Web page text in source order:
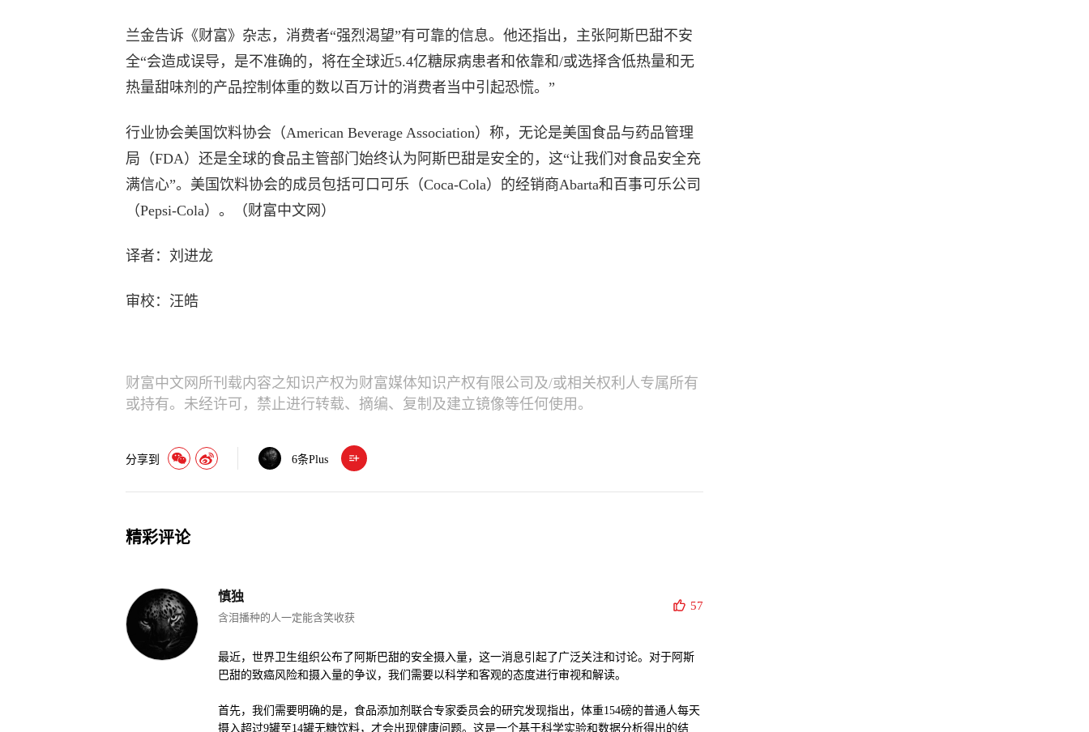
兰金告诉《财富》杂志，消费者“强烈渴望”有可靠的信息。他还指出，主张阿斯巴甜不安
全“会造成误导，是不准确的，将在全球近5.4亿糖尿病患者和依靠和/或选择含低热量和无
热量甜味剂的产品控制体重的数以百万计的消费者当中引起恐慌。”
行业协会美国饮料协会（American Beverage Association）称，无论是美国食品与药品管理
局（FDA）还是全球的食品主管部门始终认为阿斯巴甜是安全的，这“让我们对食品安全充
满信心”。美国饮料协会的成员包括可口可乐（Coca-Cola）的经销商Abarta和百事可乐公司
（Pepsi-Cola）。（财富中文网）
译者：刘进龙
审校：汪皓
财富中文网所刊载内容之知识产权为财富媒体知识产权有限公司及/或相关权利人专属所有
或持有。未经许可，禁止进行转载、摘编、复制及建立镜像等任何使用。
分享到 6条Plus
精彩评论
慎独
含泪播种的人一定能含笑收获
57
最近，世界卫生组织公布了阿斯巴甜的安全摄入量，这一消息引起了广泛关注和讨论。对于阿斯
巴甜的致癌风险和摄入量的争议，我们需要以科学和客观的态度进行审视和解读。
首先，我们需要明确的是，食品添加剂联合专家委员会的研究发现指出，体重154磅的普通人每天
摄入超过9罐至14罐无糖饮料，才会出现健康问题。这是一个基于科学实验和数据分析得出的结